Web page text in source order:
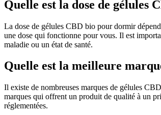
Quelle est la dose de gélules
La dose de gélules CBD bio pour dormir
une dose qui fonctionne pour vous. Il est
maladie ou un état de santé.
Quelle est la meilleure
Il existe de nombreuses marques de gélules
marques qui offrent un produit de qualité à un
réglementées.